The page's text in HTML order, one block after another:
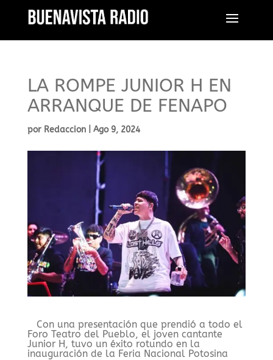
LA ROMPE JUNIOR H EN
ARRANQUE DE FENAPO
por Redaccion| Ago 9, 2024
Con una presentación que prendió a todo el
Foro Teatro del Pueblo, el joven cantante
Junior H, tuvo un éxito rotundo en la
inauguración de la Feria Nacional Potosina